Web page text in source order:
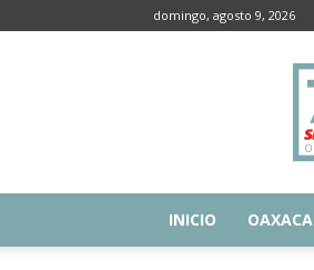
domingo, agosto 9, 2026
INICIO OAXACA